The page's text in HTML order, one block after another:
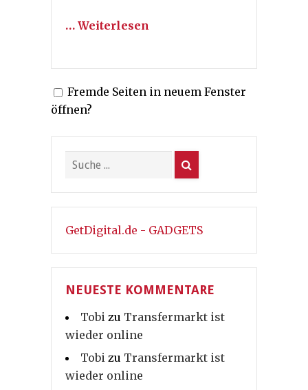
… Weiterlesen
Fremde Seiten in neuem Fenster
öffnen?
GetDigital.de - GADGETS
NEUESTE KOMMENTARE
Tobi zu Transfermarkt ist
wieder online
Tobi zu Transfermarkt ist
wieder online